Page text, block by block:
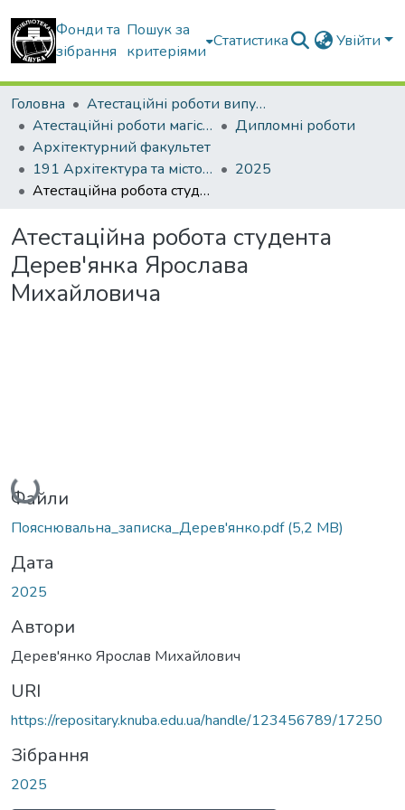
Фонди та
зібрання
Пошук за
критеріями
Статистика Увійти
Головна
Атестаційні роботи випускників
Атестаційні роботи магістрів
Дипломні роботи
Архітектурний факультет
191 Архітектура та містобудування. Архітектура будівель і споруд
2025
Атестаційна робота студента Дерев'янка Ярослава Михайловича
Атестаційна робота студента
Дерев'янка Ярослава
Михайловича
Вантажиться...
Файли
Пояснювальна_записка_Дерев'янко.pdf(5,2 MB)
Дата
2025
Автори
Дерев'янко Ярослав Михайлович
URI
https://repositary.knuba.edu.ua/handle/123456789/17250
Зібрання
2025